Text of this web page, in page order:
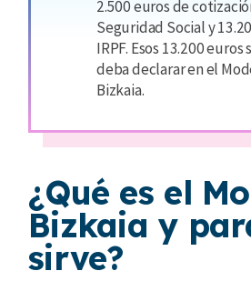
2.500 euros de
Seguridad Social y
IRPF. Esos 13.200 euros
deba declarar en el
Bizkaia.
¿Qué es el
Bizkaia y
sirve?